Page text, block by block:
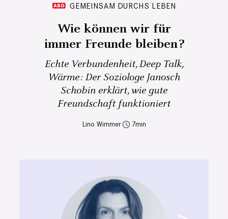
GEMEINSAM DURCHS LEBEN
Wie können wir für
immer Freunde bleiben?
Echte Verbundenheit, Deep Talk,
Wärme: Der Soziologe Janosch
Schobin erklärt, wie gute
Freundschaft funktioniert
Lino Wimmer 7